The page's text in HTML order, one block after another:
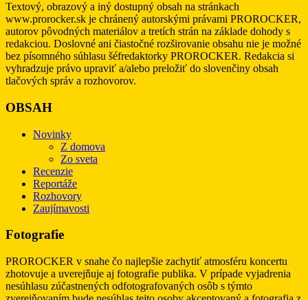
Textový, obrazový a iný dostupný obsah na stránkach
www.prorocker.sk je chránený autorskými právami PROROCKER,
autorov pôvodných materiálov a tretích strán na základe dohody s
redakciou. Doslovné ani čiastočné rozširovanie obsahu nie je možné
bez písomného súhlasu šéfredaktorky PROROCKER. Redakcia si
vyhradzuje právo upraviť a/alebo preložiť do slovenčiny obsah
tlačových správ a rozhovorov.
OBSAH
Novinky
Z domova
Zo sveta
Recenzie
Reportáže
Rozhovory
Zaujímavosti
Fotografie
PROROCKER v snahe čo najlepšie zachytiť atmosféru koncertu
zhotovuje a uverejňuje aj fotografie publika. V prípade vyjadrenia
nesúhlasu zúčastnených odfotografovaných osôb s týmto